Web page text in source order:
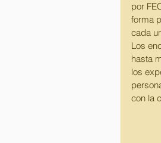
por
forma
cada
Los
hasta
los
con la